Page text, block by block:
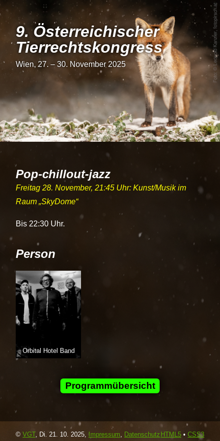
9. Österrei­chi­scher
Tier­rechts­kon­gress
Wien, 27. – 30. November 2025
Pop-chillout-jazz
Freitag 28. November, 21:45 Uhr: Kunst/Musik im
Raum SkyDome
Bis 22:30 Uhr.
Person
Orbital Hotel Band
Programmübersicht
© VGT, Di. 21. 10. 2025, Impressum, Datenschutz HTML5 • CSS3